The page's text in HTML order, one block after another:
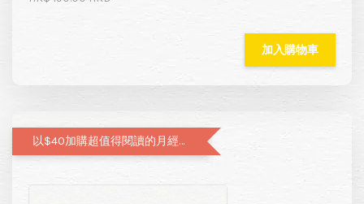
加入購物車
以$40加購超值得閱讀的月經圖文書—小月飼養日記